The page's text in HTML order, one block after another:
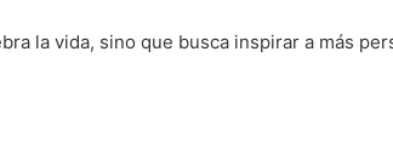
la vida, sino que busca inspirar a más